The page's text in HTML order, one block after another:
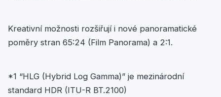
Kreativní možnosti rozšiřují i nové panoramatické
poměry stran 65:24 (Film Panorama) a 2:1.
*1 “HLG (Hybrid Log Gamma)” je mezinárodní
standard HDR (ITU-R BT.2100)